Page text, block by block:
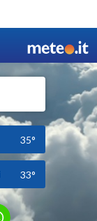
35°
33°